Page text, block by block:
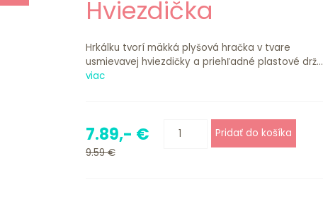
Hviezdička
Hrkálku tvorí mäkká plyšová hračka v tvare
usmievavej hviezdičky a priehľadné plastové drž...
viac
7.89,- €
9.59 €